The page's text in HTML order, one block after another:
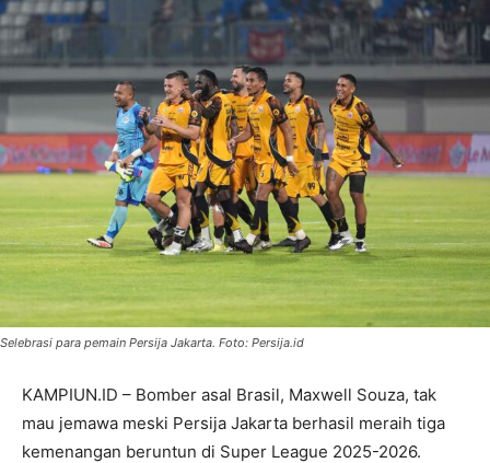
Selebrasi para pemain Persija Jakarta. Foto: Persija.id
KAMPIUN.ID – Bomber asal Brasil, Maxwell Souza, tak
mau jemawa meski Persija Jakarta berhasil meraih tiga
kemenangan beruntun di Super League 2025-2026.